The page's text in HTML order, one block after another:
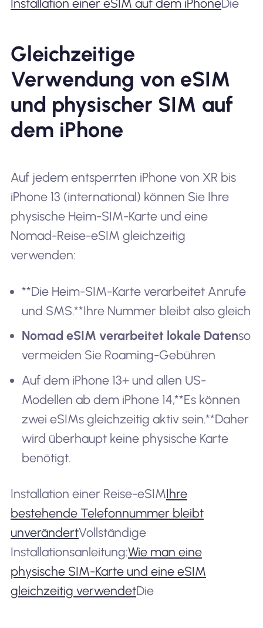
Installation einer eSIM auf dem iPhoneDie
Gleichzeitige
Verwendung von eSIM
und physischer SIM auf
dem iPhone
Auf jedem entsperrten iPhone von XR bis
iPhone 13 (international) können Sie Ihre
physische Heim-SIM-Karte und eine
Nomad-Reise-eSIM gleichzeitig
verwenden:
**Die Heim-SIM-Karte verarbeitet Anrufe
und SMS.**Ihre Nummer bleibt also gleich
Nomad eSIM verarbeitet lokale Datenso
vermeiden Sie Roaming-Gebühren
Auf dem iPhone 13+ und allen US-
Modellen ab dem iPhone 14,**Es können
zwei eSIMs gleichzeitig aktiv sein.**Daher
wird überhaupt keine physische Karte
benötigt.
Installation einer Reise-eSIMIhre
bestehende Telefonnummer bleibt
unverändertVollständige
Installationsanleitung:Wie man eine
physische SIM-Karte und eine eSIM
gleichzeitig verwendetDie